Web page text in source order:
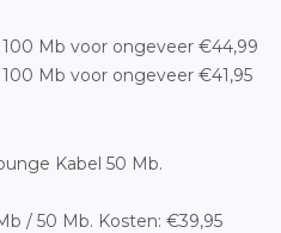
Mb voor ongeveer €44,99
Mb voor ongeveer €41,95
Kabel 50 Mb.
/ 50 Mb. Kosten: €39,95